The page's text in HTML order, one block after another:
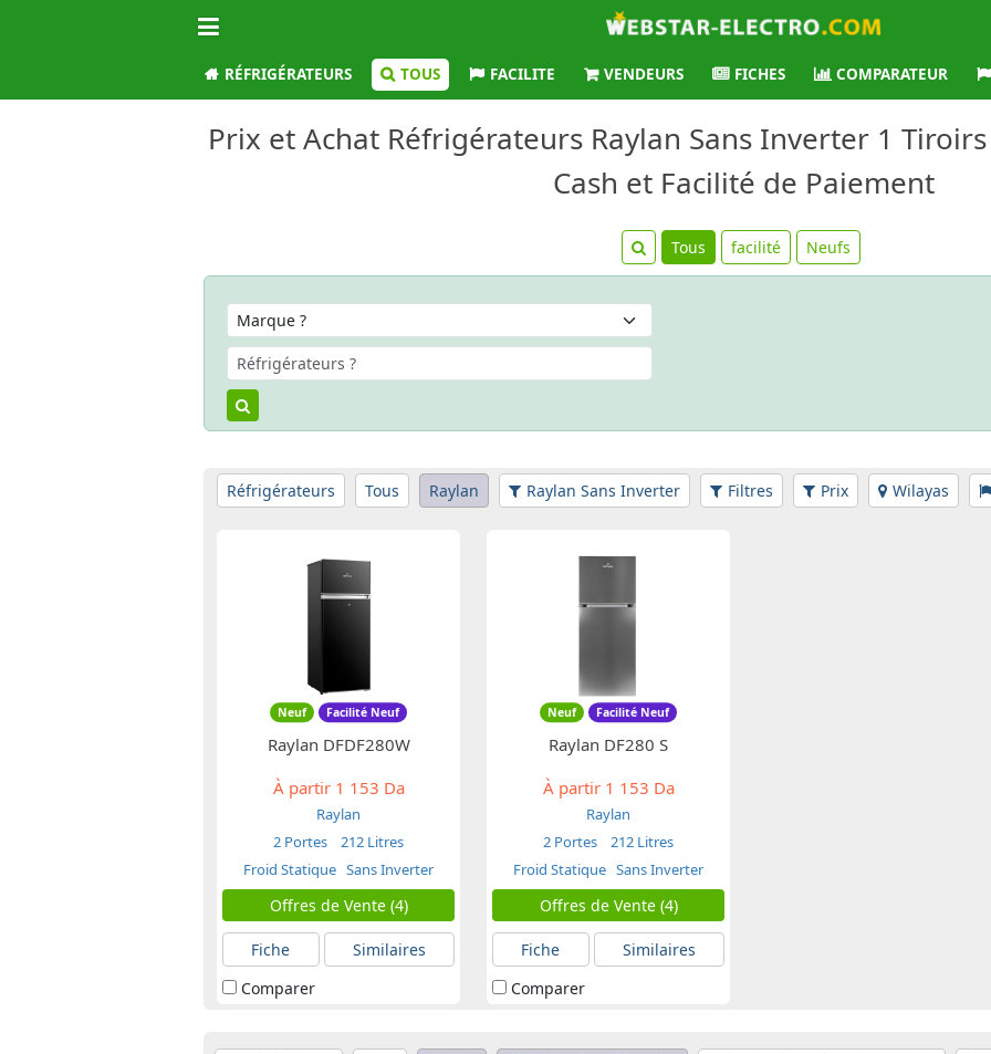
RÉFRIGÉRATEURS TOUS FACILITE VENDEURS FICHES COMPARATEUR
Prix et Achat Réfrigérateurs Raylan Sans Inverter 1
Cash et Facilité de Paiement
Tous facilité Neufs
Réfrigérateurs Tous Raylan Raylan Sans Inverter Filtres Prix Wilayas
Neuf Facilité Neuf
Raylan DFDF280W
À partir1 153 Da
Raylan
2 Portes
212 Litres
Froid Statique Sans Inverter
Offres de Vente (4)
Fiche
Similaires
Comparer
Neuf Facilité Neuf
Raylan DF280 S
À partir1 153 Da
Raylan
2 Portes
212 Litres
Froid Statique Sans Inverter
Offres de Vente (4)
Fiche
Similaires
Comparer